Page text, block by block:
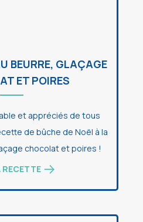
BEURRE, GLAÇAGE
ET POIRES
et appréciés de tous
de bûche de Noël à la
chocolat et poires !
RECETTE